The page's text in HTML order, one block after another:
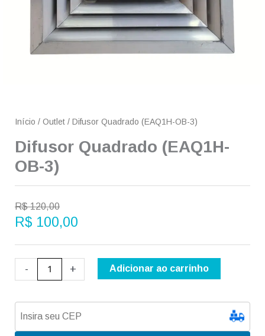
Início / Outlet / Difusor Quadrado (EAQ1H-OB-3)
Difusor Quadrado (EAQ1H-
OB-3)
R$120,00
preço
original
R$ 100,00
preço
atual
-
Quadrado
(EAQ1H-
3)
quantidade
+ Adicionar ao carrinho